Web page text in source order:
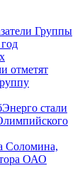
Группы
отметят
стали
Соломина,
ОАО